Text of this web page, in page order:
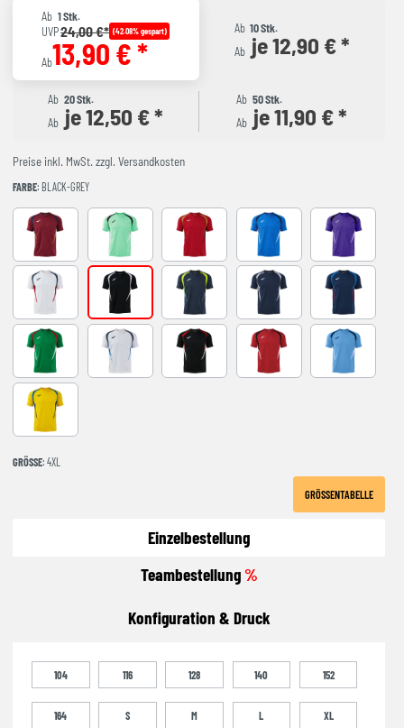
Ab 1 Stk.
UVP24,00 €* (42.08% gespart)
Ab13,90 € *
Ab 10 Stk.
Ab je 12,90 € *
Ab 20 Stk.
Ab je 12,50 € *
Ab 50 Stk.
Ab je 11,90 € *
Preise inkl. MwSt. zzgl. Versandkosten
FARBE: BLACK-GREY
BURGUNDY LIGHT GREEN RED-NAVY ROYAL-NAVY VIOLET
WHITE-NAVY BLACK-GREY DARK NAVY AMARILLO FLUOR
NAVY-GREY NAVY-ROYAL
VERDE-ROJO WHITE-SKY BLUE BLACK-RED RED-BLACK SKY BLUE-
YELLOW-ROYAL
GRÖSSE : 4XL
GRÖSSENTABELLE
Einzelbestellung
Teambestellung%
Konfiguration & Druck
104 116 128 140 152
164 S M L XL